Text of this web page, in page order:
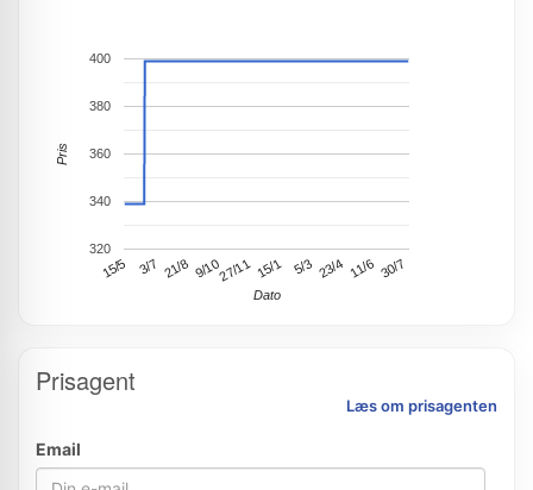
15/5 3/7 21/8 9/1027/11 15/1 5/3 23/4 11/6 30/7
320
340
360
380
400
Dato
Pris
Prisagent
Læs om prisagenten
Email